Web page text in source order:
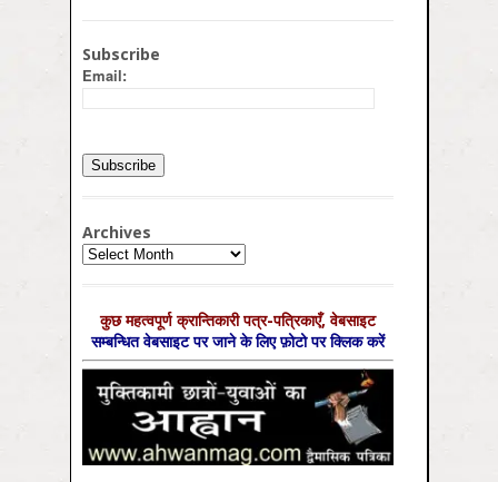
Subscribe
Email:
Archives
Archives
कुछ महत्‍वपूर्ण क्रान्तिकारी पत्र-पत्रिकाएँ, वेबसाइट
सम्‍बन्धित वेबसाइट पर जाने के लिए फ़ोटो पर क्लिक करें